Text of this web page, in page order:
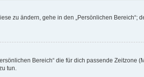
zu ändern, gehe in den „Persönlichen Bereich“;
Bereich“ die für dich passende Zeitzone
tun.